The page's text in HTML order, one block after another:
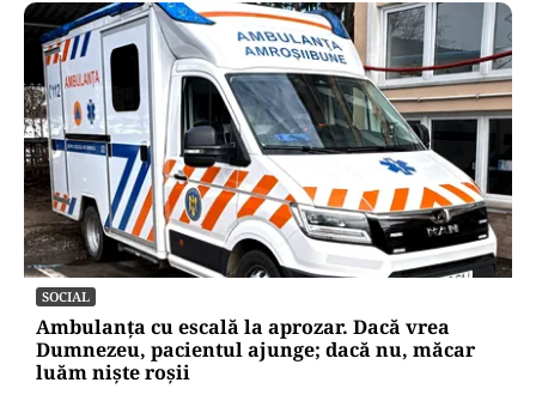
SOCIAL
Ambulanța cu escală la aprozar. Dacă vrea
Dumnezeu, pacientul ajunge; dacă nu, măcar
luăm niște roșii